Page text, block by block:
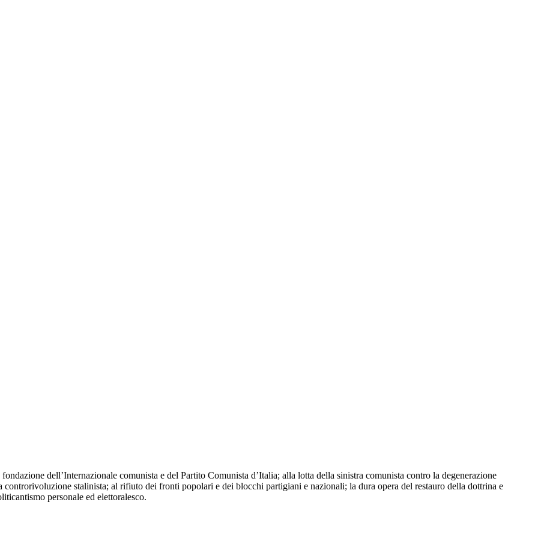
dell’Internazionale comunista e del Partito Comunista d’Italia; alla lotta della sinistra comunista contro la degenerazione
controrivoluzione stalinista; al rifiuto dei fronti popolari e dei blocchi partigiani e nazionali; la dura opera del restauro della dottrina e
personale ed elettoralesco.